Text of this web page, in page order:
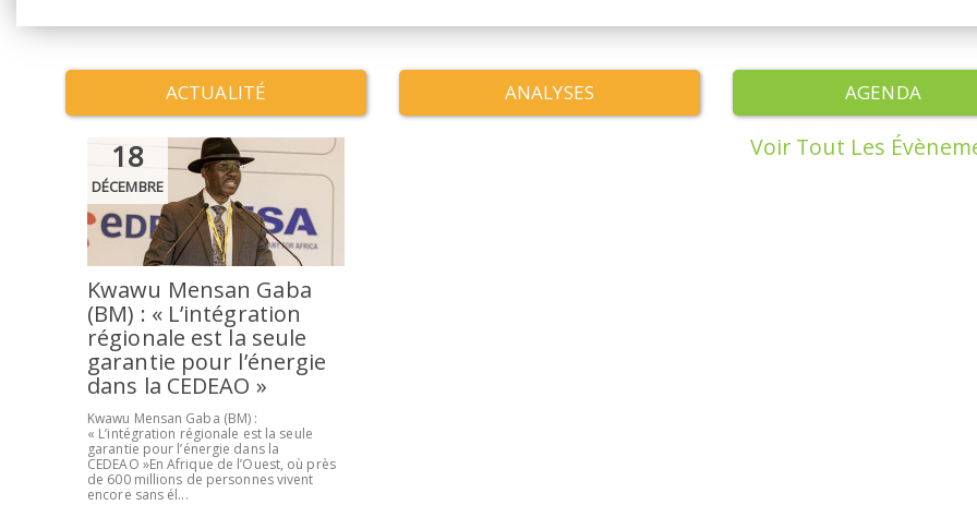
ACTUALITÉ
18
DÉCEMBRE
Kwawu Mensan Gaba
(BM) : « L’intégration
régionale est la seule
garantie pour l’énergie
dans la CEDEAO »
Kwawu Mensan Gaba (BM) :
« L’intégration régionale est la seule
garantie pour l’énergie dans la
CEDEAO »En Afrique de l’Ouest, où près
de 600 millions de personnes vivent
encore sans él...
ANALYSES AGENDA
Voir Tout Les